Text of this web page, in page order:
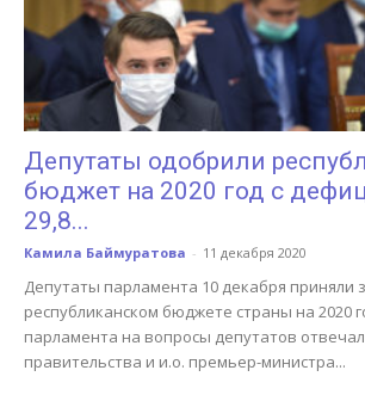
Депутаты одобрили
бюджет на 2020 год с
29,8...
Камила Баймуратова - 11 декабря 2020
Депутаты парламента 10 декабря приняли
республиканском бюджете страны на 2020
парламента на вопросы депутатов
правительства и и.о. премьер-министра...